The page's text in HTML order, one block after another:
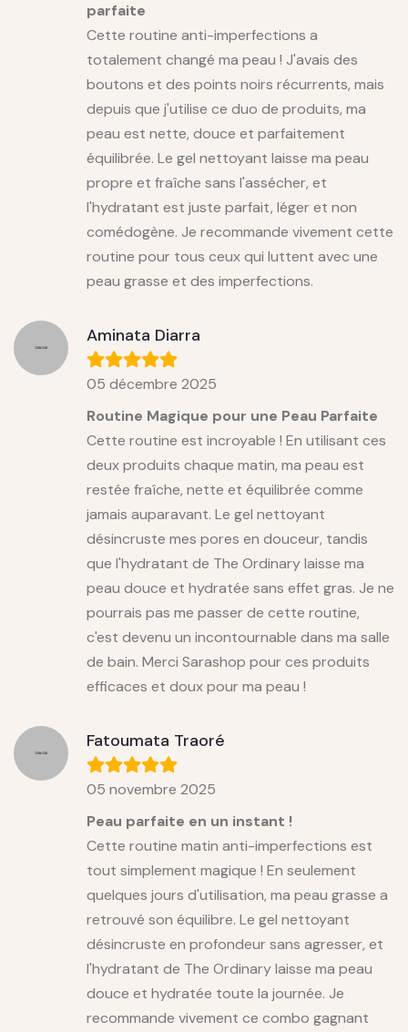
parfaite
Cette routine anti-imperfections a
totalement changé ma peau ! J'avais des
boutons et des points noirs récurrents, mais
depuis que j'utilise ce duo de produits, ma
peau est nette, douce et parfaitement
équilibrée. Le gel nettoyant laisse ma peau
propre et fraîche sans l'assécher, et
l'hydratant est juste parfait, léger et non
comédogène. Je recommande vivement cette
routine pour tous ceux qui luttent avec une
peau grasse et des imperfections.
Aminata Diarra
05 décembre 2025
Routine Magique pour une Peau Parfaite
Cette routine est incroyable ! En utilisant ces
deux produits chaque matin, ma peau est
restée fraîche, nette et équilibrée comme
jamais auparavant. Le gel nettoyant
désincruste mes pores en douceur, tandis
que l'hydratant de The Ordinary laisse ma
peau douce et hydratée sans effet gras. Je ne
pourrais pas me passer de cette routine,
c'est devenu un incontournable dans ma salle
de bain. Merci Sarashop pour ces produits
efficaces et doux pour ma peau !
Fatoumata Traoré
05 novembre 2025
Peau parfaite en un instant !
Cette routine matin anti-imperfections est
tout simplement magique ! En seulement
quelques jours d'utilisation, ma peau grasse a
retrouvé son équilibre. Le gel nettoyant
désincruste en profondeur sans agresser, et
l'hydratant de The Ordinary laisse ma peau
douce et hydratée toute la journée. Je
recommande vivement ce combo gagnant